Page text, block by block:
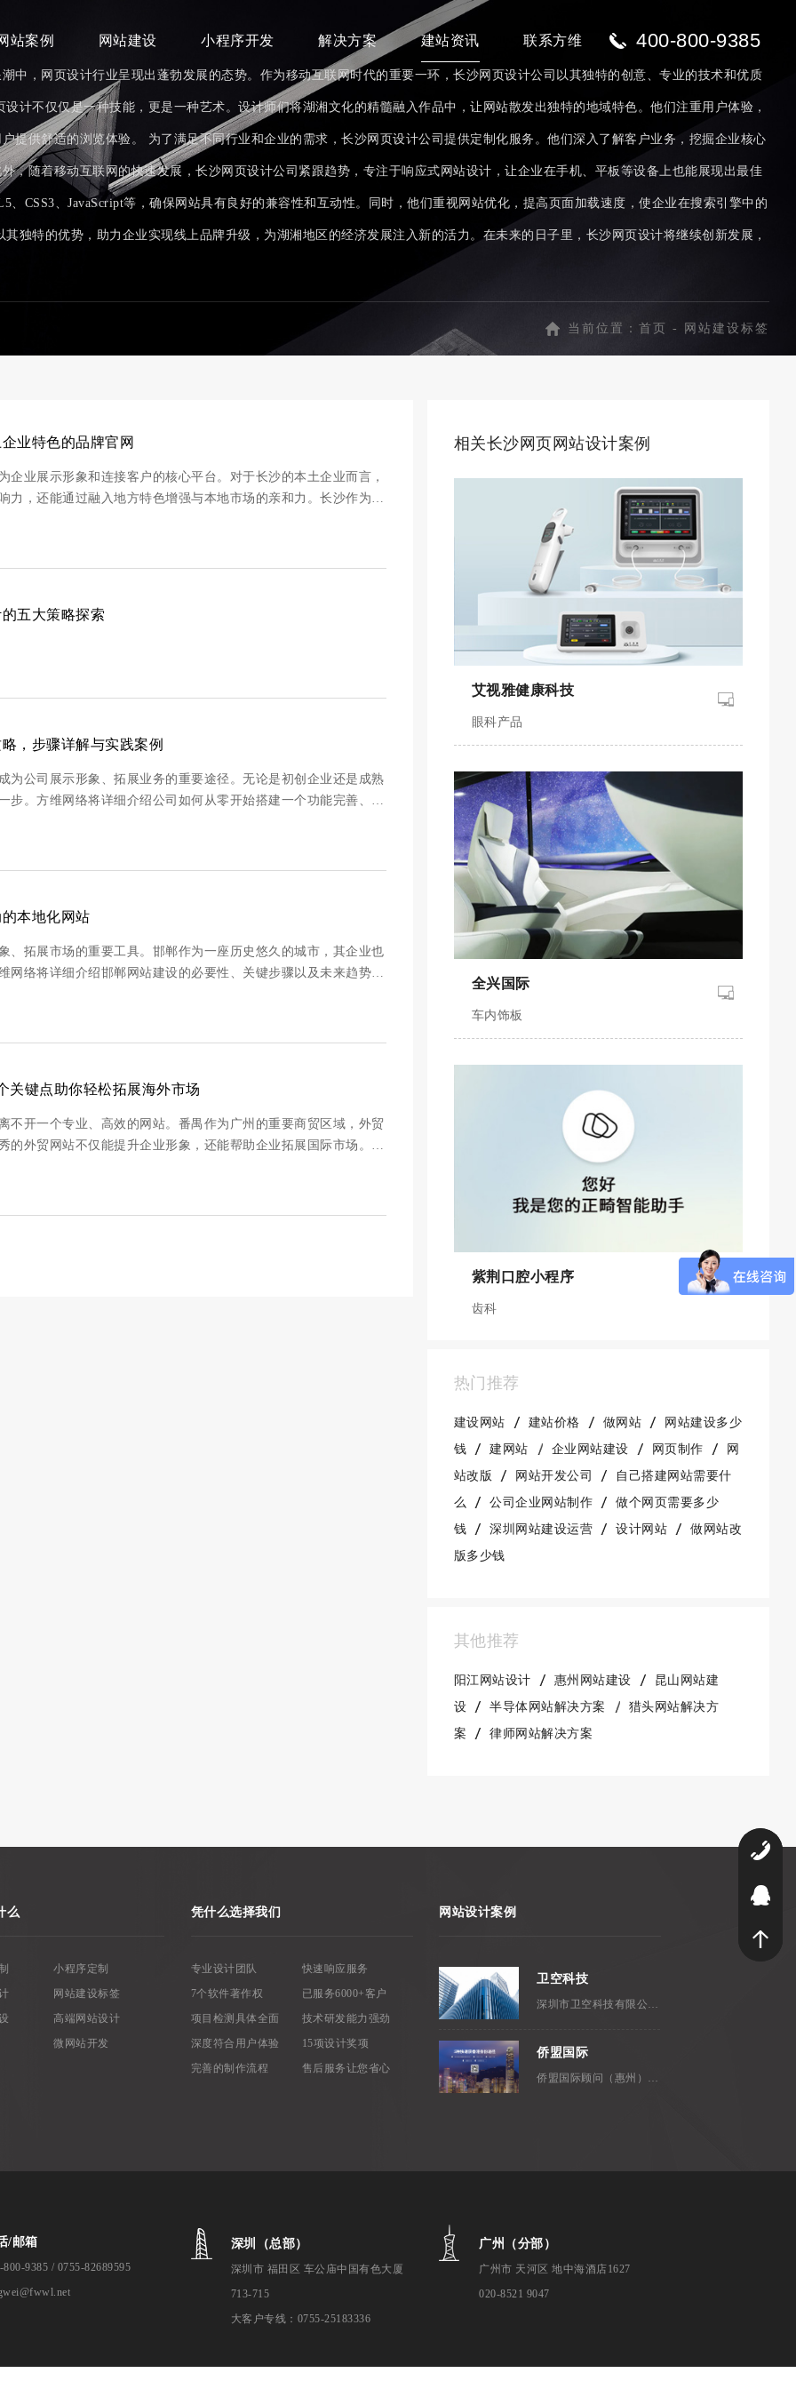
站案例 网站建设 小程序开发 解决方案 建站资讯 联系方维 400-800-9385
中，网页设计行业呈现出蓬勃发展的态势。作为移动互联网时代的重要一环，长沙网页设计公司以其独特的创意、专业的技术和优质
计不仅仅是一种技能，更是一种艺术。设计师们将湖湘文化的精髓融入作品中，让网站散发出独特的地域特色。他们注重用户体验，
提供舒适的浏览体验。 为了满足不同行业和企业的需求，长沙网页设计公司提供定制化服务。他们深入了解客户业务，挖掘企业核心
，随着移动互联网的快速发展，长沙网页设计公司紧跟趋势，专注于响应式网站设计，让企业在手机、平板等设备上也能展现出最佳
CSS3、JavaScript等，确保网站具有良好的兼容性和互动性。同时，他们重视网站优化，提高页面加载速度，使企业在搜索引擎中的
独特的优势，助力企业实现线上品牌升级，为湖湘地区的经济发展注入新的活力。在未来的日子里，长沙网页设计将继续创新发展，
当前位置： 首页 - 网站建设标签
业特色的品牌官网
企业展示形象和连接客户的核心平台。对于长沙的本土企业而言，
力，还能通过融入地方特色增强与本地市场的亲和力。长沙作为湖
五大策略探索
，步骤详解与实践案例
为公司展示形象、拓展业务的重要途径。无论是初创企业还是成熟
步。方维网络将详细介绍公司如何从零开始搭建一个功能完善、用
本地化网站
、拓展市场的重要工具。邯郸作为一座历史悠久的城市，其企业也
网络将详细介绍邯郸网站建设的必要性、关键步骤以及未来趋势，
关键点助你轻松拓展海外市场
不开一个专业、高效的网站。番禺作为广州的重要商贸区域，外贸
的外贸网站不仅能提升企业形象，还能帮助企业拓展国际市场。方
相关长沙网页网站设计案例
艾视雅健康科技
眼科产品
全兴国际
车内饰板
紫荆口腔小程序
齿科
热门推荐
建设网站 建站价格 做网站
网站建设多少
钱
建网站 企业网站建设 网页制作
网
站改版
网站开发公司
自己搭建网站需要什
么
公司企业网站制作
做个网页需要多少
钱
深圳网站建设运营 设计网站
做网站改
版多少钱
其他推荐
阳江网站设计 惠州网站建设
昆山网站建
设
半导体网站解决方案
猎头网站解决方
案
律师网站解决方案
么
小程序定制
网站建设标签
高端网站设计
微网站开发
凭什么选择我们
专业设计团队
快速响应服务
7个软件著作权
已服务6000+客户
项目检测具体全面
技术研发能力强劲
深度符合用户体验
15项设计奖项
完善的制作流程
售后服务让您省心
网站设计案例
卫空科技
深圳市卫空科技有限公司，成立...
侨盟国际
侨盟国际顾问（惠州）有限公司是...
/邮箱
800-9385 / 0755-82689595
深圳（总部）
深圳市 福田区 车公庙中国有色大厦
713-715
大客户专线：0755-25183336
广州（分部）
广州市 天河区 地中海酒店1627
020-8521 9047